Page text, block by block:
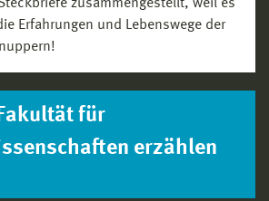
zusammengestellt, weil es
Erfahrungen und Lebenswege der
für
erzählen